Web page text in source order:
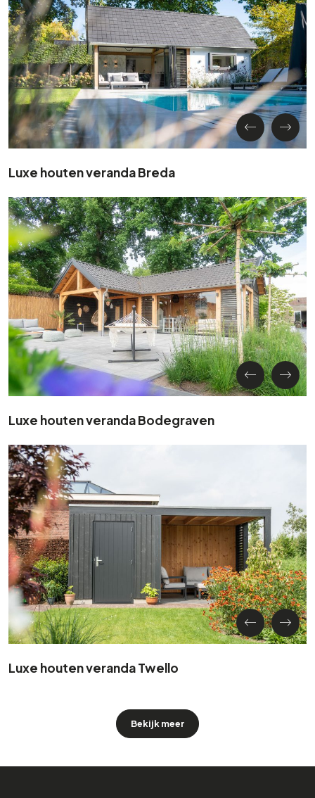
Luxe houten veranda Breda
Luxe houten veranda Bodegraven
Luxe houten veranda Twello
Bekijk meer